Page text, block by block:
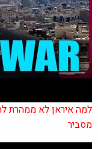
למה איראן לא ממהרת
מסביר